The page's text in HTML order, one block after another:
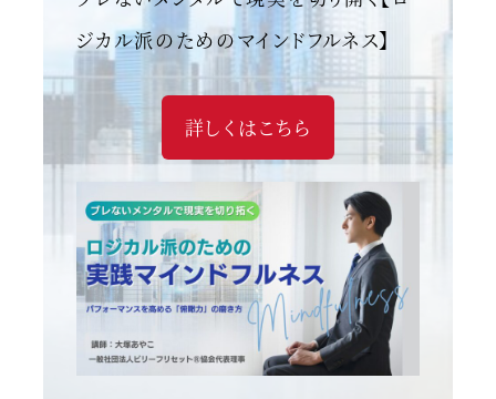
ジカル派のためのマインドフルネス】
詳しくはこちら